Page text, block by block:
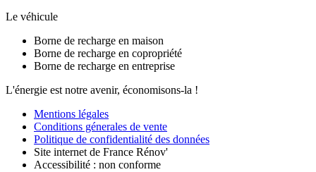
Le véhicule
Borne de recharge en maison
Borne de recharge en copropriété
Borne de recharge en entreprise
L'énergie est notre avenir, économisons-la !
Mentions légales
Conditions génerales de vente
Politique de confidentialité des données
Site internet de France Rénov'
Accessibilité : non conforme